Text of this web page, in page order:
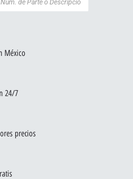
México
24/7
precios